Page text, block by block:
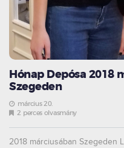
Hónap Depósa 2018
Szegeden
március 20.
2 perces olvasmány
2018 márciusában Szegeden